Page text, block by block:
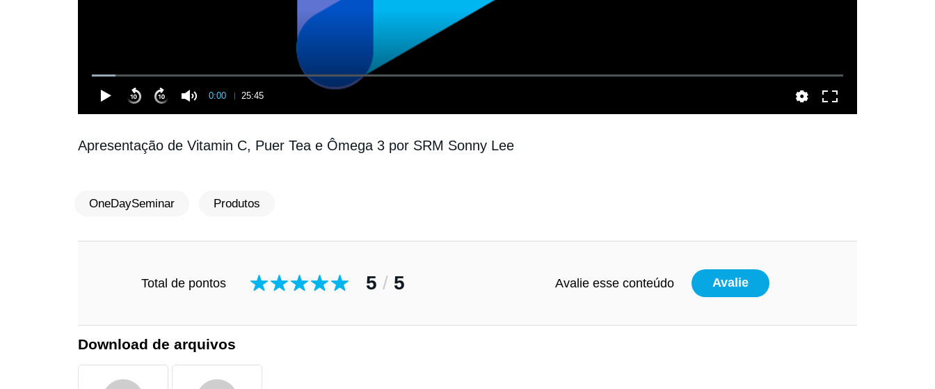
0:00 25:45
Apresentação de Vitamin C, Puer Tea e Ômega 3 por SRM Sonny Lee
OneDaySeminar Produtos
Total de pontos 5 / 5 Avalie esse conteúdo Avalie
Download de arquivos